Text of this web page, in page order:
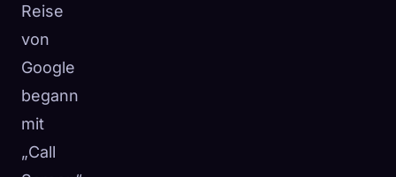
Reise
von
Google
begann
mit
„Call